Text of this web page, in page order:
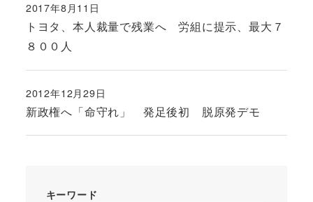
トヨタ、本人裁量で残業へ 労組に提示、最大７
８００人
投稿日
2017年8月11日
新政権へ「命守れ」 発足後初 脱原発デモ
投稿日
2012年12月29日
キーワード